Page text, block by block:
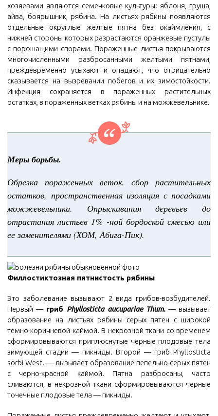
хозяевами являются семечковые культуры: яблоня, груша,
айва, боярышник, рябина. На листьях рябины появляются
отдельные округлые желтые пятна без окаймления, с
нижней стороны которых разрастаются оранжевые пустулы
с порошащими спорами. Пораженные листья покрываются
многочисленными разбросанными желтыми пятнами,
преждевременно усыхают и опадают, что отрицательно
сказывается на вызревании побегов и их зимостойкости.
Инфекция сохраняется в пораженных растительных
остатках, в пораженных ветках рябины и на можжевельнике.
Меры борьбы.
Обрезка пораженных веток, сбор растительных
остатков, пространственная изоляция с посадками
можжевельника. Опрыскивания деревьев до
отрастания листьев 1% -ной бордоской смесью или
ее заменителями (ХОМ, Абига-Пик).
Филлостиктозная пятнистость рябины
Это заболевание вызывают 2 вида грибов-возбудителей.
Первый — гриб Phyllosticta aucupariae Thum.— вызывает
образование на листьях рябины серых пятен с широкой
темно-коричневой каймой. В некрозной ткани со временем
сформировываются приплюснутые черные плодовые тела
зимующей стадии — пикниды. Второй — гриб Phyllosticta
sorbi West. — вызывает образование пепельно-серых пятен
с черно-красной каймой. Пятна разбросаны, часто
сливаются, в некрозной ткани сформировываются черные
точечные плодовые тела — пикниды.